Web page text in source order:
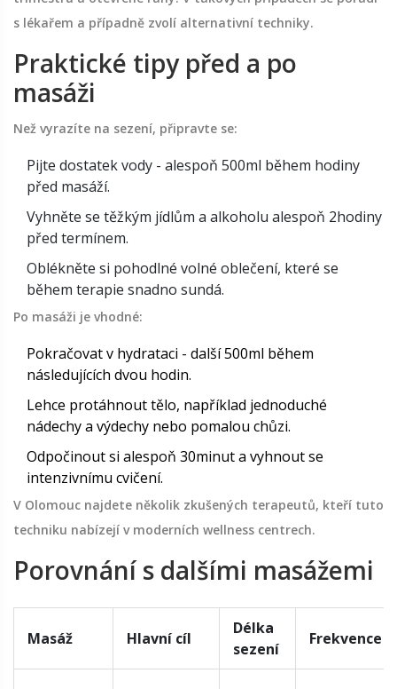
s lékařem a případně zvolí alternativní techniky.
Praktické tipy před a po
masáži
Než vyrazíte na sezení, připravte se:
Pijte dostatek vody - alespoň 500ml během hodiny
před masáží.
Vyhněte se těžkým jídlům a alkoholu alespoň 2hodiny
před termínem.
Oblékněte si pohodlné volné oblečení, které se
během terapie snadno sundá.
Po masáži je vhodné:
Pokračovat v hydrataci - další 500ml během
následujících dvou hodin.
Lehce protáhnout tělo, například jednoduché
nádechy a výdechy nebo pomalou chůzi.
Odpočinout si alespoň 30minut a vyhnout se
intenzivnímu cvičení.
V Olomouc najdete několik zkušených terapeutů, kteří tuto
techniku nabízejí v moderních wellness centrech.
Porovnání s dalšími masážemi
Masáž Hlavní cíl
Délka
sezení
Frekvence